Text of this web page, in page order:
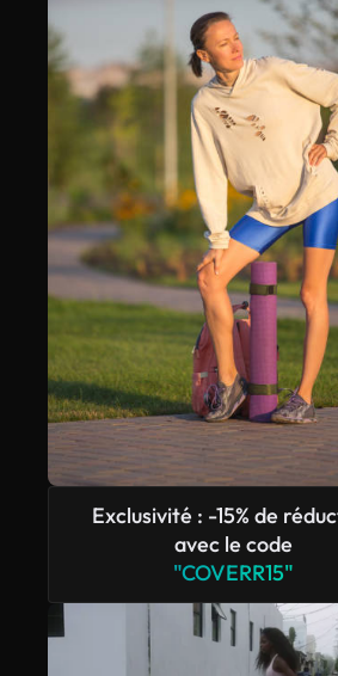
Exclusivité : -15% de
avec le code
"COVERR15"